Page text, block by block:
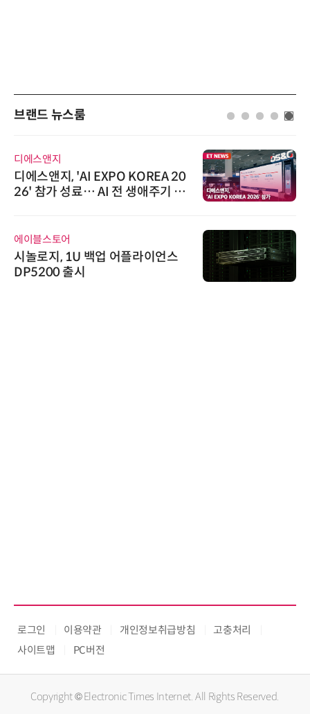
브랜드 뉴스룸
디에스앤지
디에스앤지, 'AI EXPO KOREA 20
26' 참가 성료… AI 전 생애주기 아
에이블스토어
시놀로지, 1U 백업 어플라이언스
DP5200 출시
로그인 이용약관 개인정보취급방침
고충처리
사이트맵
PC버전
Copyright © Electronic Times Internet. All Rights Reserved.